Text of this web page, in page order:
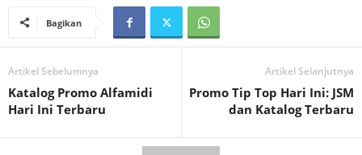
Bagikan
Artikel Sebelumnya
Katalog Promo Alfamidi
Hari Ini Terbaru
Artikel Selanjutnya
Promo Tip Top Hari Ini: JSM
dan Katalog Terbaru